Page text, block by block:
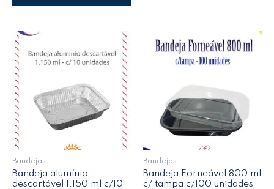
Bandejas
Bandeja alumínio
descartável 1.150 ml c/10
Bandejas
Bandeja Forneável 800 ml
c/ tampa c/100 unidades